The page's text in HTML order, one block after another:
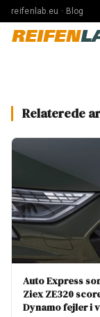
reifenlab.eu · Blog
REIFEN
Relaterede
Auto Express
Ziex ZE320
Dynamo fejler i